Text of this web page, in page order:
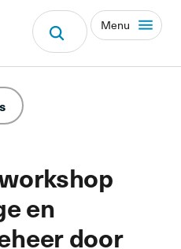
Menu
en
door